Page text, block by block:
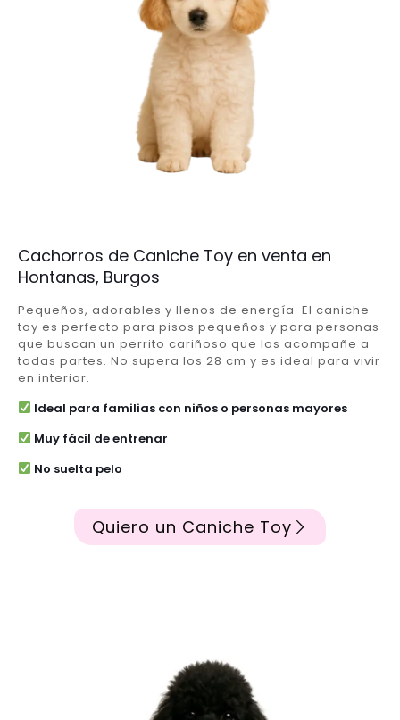
Cachorros de Caniche Toy en venta en
Hontanas, Burgos
Pequeños, adorables y llenos de energía. El caniche
toy es perfecto para pisos pequeños y para personas
que buscan un perrito cariñoso que los acompañe a
todas partes. No supera los 28 cm y es ideal para vivir
en interior.
Ideal para familias con niños o personas mayores
Muy fácil de entrenar
No suelta pelo
Quiero un Caniche Toy